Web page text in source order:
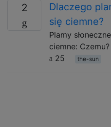
2
Dlaczego
się ciemne?
Plamy
ciemne: Czemu?
25
the-sun